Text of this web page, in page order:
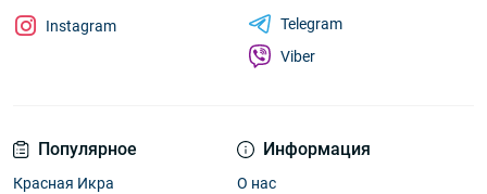
Популярное
Красная Икра
Информация
О нас
Instagram
Telegram
Viber